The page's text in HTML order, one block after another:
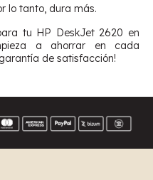
lo tanto, dura más.
tu HP DeskJet 2620 en
a ahorrar en cada
de satisfacción!